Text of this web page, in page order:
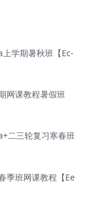
学期暑秋班【Ec-
网课教程暑假班
二三轮复习寒春班
季班网课教程【Ee